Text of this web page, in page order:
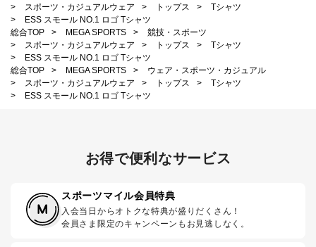
>
スポーツ・カジュアルウェア > トップス >
Tシャツ
>
ESS スモール NO.1 ロゴ Tシャツ
総合TOP
> MEGA SPORTS >
競技・スポーツ
>
スポーツ・カジュアルウェア > トップス >
Tシャツ
>
ESS スモール NO.1 ロゴ Tシャツ
総合TOP
> MEGA SPORTS >
ウェア・スポーツ・カジュアル
>
スポーツ・カジュアルウェア > トップス >
Tシャツ
>
ESS スモール NO.1 ロゴ Tシャツ
お得で便利なサービス
スポーツマイル会員特典
入会当日からオトクな特典が盛りだくさん！
会員さま限定のキャンペーンもお見逃しなく。